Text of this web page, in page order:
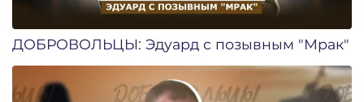
ДОБРОВОЛЬЦЫ: Эдуард с позывным "Мрак"